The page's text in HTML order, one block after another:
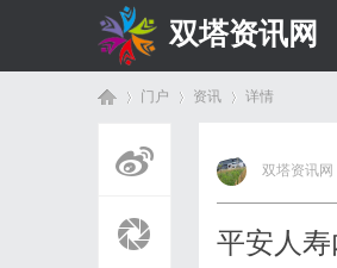
双塔资讯网
门户 资讯
›
详情
双塔资讯网
平安人